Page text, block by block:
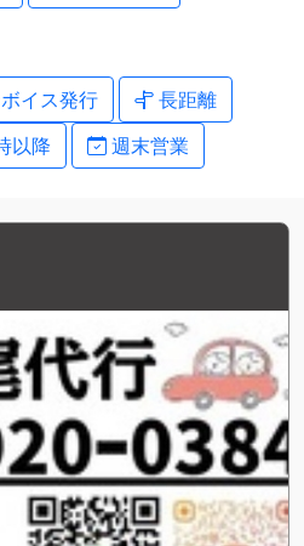
イス発行
長距離
以降 週末営業